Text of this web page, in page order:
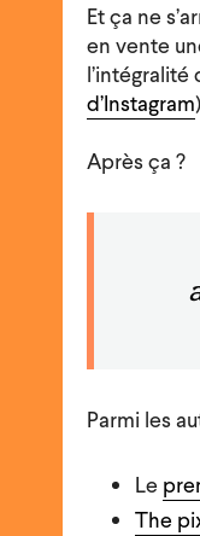
Et ça ne
en vente
d’Instagram
Après ça ?
Parmi les
Le
The